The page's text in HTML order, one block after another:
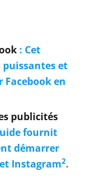
: Cet
et
en
publicités
fournit
démarrer
Instagram2.